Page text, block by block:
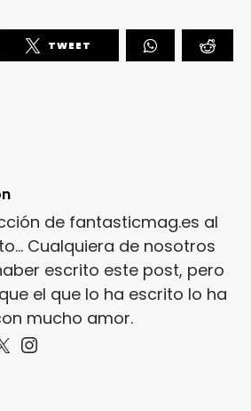
TWEET
de fantasticmag.es al
Cualquiera de nosotros
escrito este post, pero
el que lo ha escrito lo ha
mucho amor.